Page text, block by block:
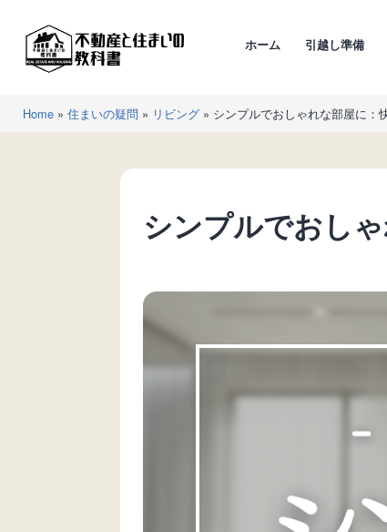
へ
不
動
ホーム 引越し準備
Home » 住まいの疑問 » リビング » シンプルでおしゃれな部屋に：
シンプルでおし